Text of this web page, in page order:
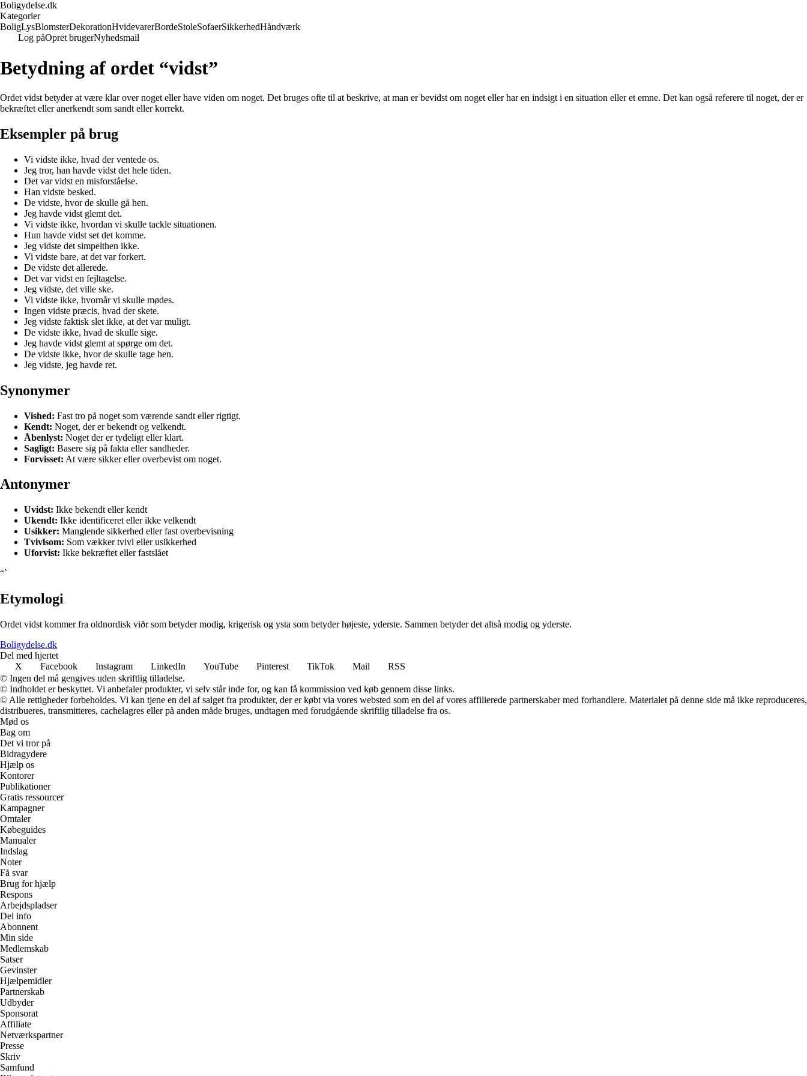
Boligydelse.dk
Kategorier
BoligLysBlomsterDekorationHvidevarerBordeStoleSofaerSikkerhedHåndværk
Log påOpret brugerNyhedsmail
Betydning af ordet “vidst”
Ordet vidst betyder at være klar over noget eller have viden om noget. Det bruges ofte til at beskrive, at man er bevidst om noget eller har en indsigt i en situation eller et emne. Det kan også referere til noget, der er
bekræftet eller anerkendt som sandt eller korrekt.
Eksempler på brug
Vi vidste ikke, hvad der ventede os.
Jeg tror, han havde vidst det hele tiden.
Det var vidst en misforståelse.
Han vidste besked.
De vidste, hvor de skulle gå hen.
Jeg havde vidst glemt det.
Vi vidste ikke, hvordan vi skulle tackle situationen.
Hun havde vidst set det komme.
Jeg vidste det simpelthen ikke.
Vi vidste bare, at det var forkert.
De vidste det allerede.
Det var vidst en fejltagelse.
Jeg vidste, det ville ske.
Vi vidste ikke, hvornår vi skulle mødes.
Ingen vidste præcis, hvad der skete.
Jeg vidste faktisk slet ikke, at det var muligt.
De vidste ikke, hvad de skulle sige.
Jeg havde vidst glemt at spørge om det.
De vidste ikke, hvor de skulle tage hen.
Jeg vidste, jeg havde ret.
Synonymer
Vished: Fast tro på noget som værende sandt eller rigtigt.
Kendt: Noget, der er bekendt og velkendt.
Åbenlyst: Noget der er tydeligt eller klart.
Sagligt: Basere sig på fakta eller sandheder.
Forvisset: At være sikker eller overbevist om noget.
Antonymer
Uvidst: Ikke bekendt eller kendt
Ukendt: Ikke identificeret eller ikke velkendt
Usikker: Manglende sikkerhed eller fast overbevisning
Tvivlsom: Som vækker tvivl eller usikkerhed
Uforvist: Ikke bekræftet eller fastslået
“`
Etymologi
Ordet vidst kommer fra oldnordisk viðr som betyder modig, krigerisk og ysta som betyder højeste, yderste. Sammen betyder det altså modig og yderste.
Boligydelse.dk
Del med hjertet
X
Facebook Instagram LinkedIn YouTube Pinterest TikTok Mail
RSS
© Ingen del må gengives uden skriftlig tilladelse.
© Indholdet er beskyttet. Vi anbefaler produkter, vi selv står inde for, og kan få kommission ved køb gennem disse links.
© Alle rettigheder forbeholdes. Vi kan tjene en del af salget fra produkter, der er købt via vores websted som en del af vores affilierede partnerskaber med forhandlere. Materialet på denne side må ikke reproduceres,
distribueres, transmitteres, cachelagres eller på anden måde bruges, undtagen med forudgående skriftlig tilladelse fra os.
Mød os
Bag om
Det vi tror på
Bidragydere
Hjælp os
Kontorer
Publikationer
Gratis ressourcer
Kampagner
Omtaler
Købeguides
Manualer
Indslag
Noter
Få svar
Brug for hjælp
Respons
Arbejdspladser
Del info
Abonnent
Min side
Medlemskab
Satser
Gevinster
Hjælpemidler
Partnerskab
Udbyder
Sponsorat
Affiliate
Netværkspartner
Presse
Skriv
Samfund